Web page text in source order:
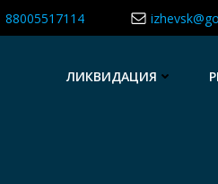
88005517114
ЛИКВИДАЦИЯ